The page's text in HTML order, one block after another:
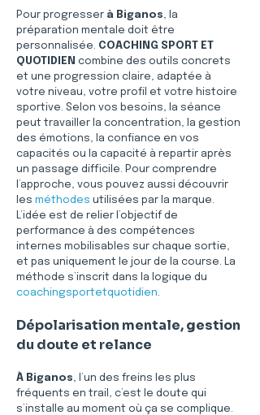
Pour progresser à Biganos, la
préparation mentale doit être
personnalisée. COACHING SPORT ET
QUOTIDIEN combine des outils concrets
et une progression claire, adaptée à
votre niveau, votre profil et votre histoire
sportive. Selon vos besoins, la séance
peut travailler la concentration, la gestion
des émotions, la confiance en vos
capacités ou la capacité à repartir après
un passage difficile. Pour comprendre
l’approche, vous pouvez aussi découvrir
les méthodes utilisées par la marque.
L’idée est de relier l’objectif de
performance à des compétences
internes mobilisables sur chaque sortie,
et pas uniquement le jour de la course. La
méthode s’inscrit dans la logique du
coachingsportetquotidien.
Dépolarisation mentale, gestion
du doute et relance
À Biganos, l’un des freins les plus
fréquents en trail, c’est le doute qui
s’installe au moment où ça se complique.